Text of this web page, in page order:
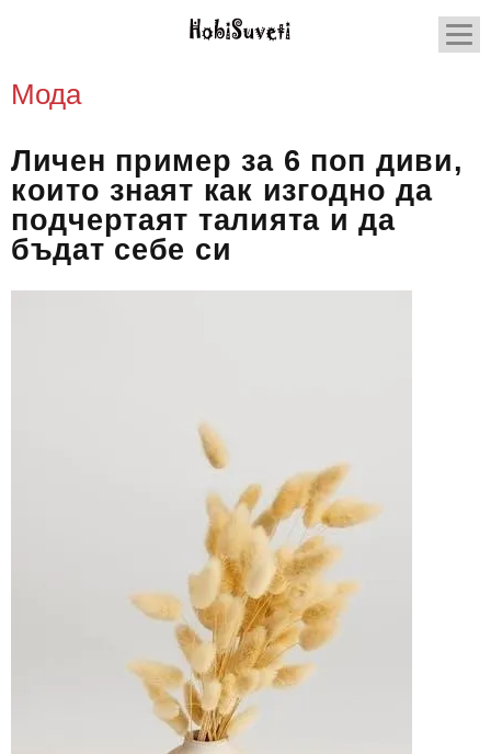
Мода
Личен пример за 6 поп диви,
които знаят как изгодно да
подчертаят талията и да
бъдат себе си